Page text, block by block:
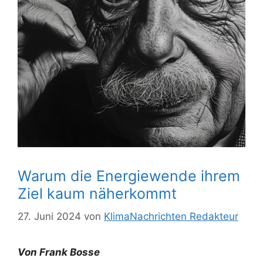
Warum die Energiewende ihrem
Ziel kaum näherkommt
27. Juni 2024 von KlimaNachrichten Redakteur
Von Frank Bosse